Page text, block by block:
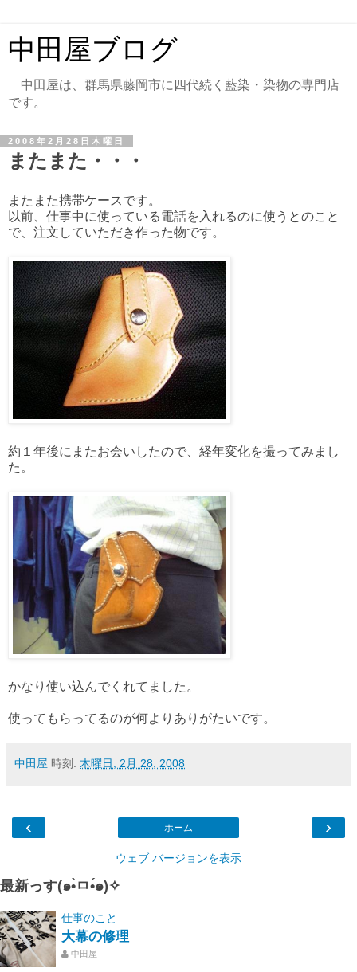
中田屋ブログ
中田屋は、群馬県藤岡市に四代続く藍染・染物の専門店
です。
2008年2月28日木曜日
またまた・・・
またまた携帯ケースです。
以前、仕事中に使っている電話を入れるのに使うとのこと
で、注文していただき作った物です。
約１年後にまたお会いしたので、経年変化を撮ってみまし
た。
かなり使い込んでくれてました。
使ってもらってるのが何よりありがたいです。
中田屋 時刻: 木曜日, 2月 28, 2008
‹ ›
ホーム
ウェブ バージョンを表示
最新っす(๑•̀ㅁ•́๑)✧
仕事のこと
大幕の修理
中田屋